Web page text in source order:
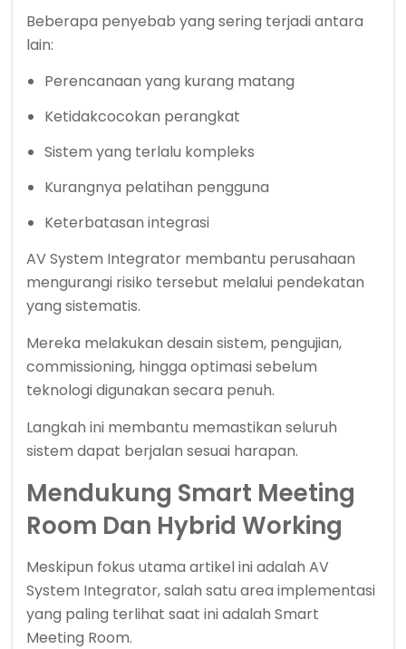
Beberapa penyebab yang sering terjadi antara
lain:
Perencanaan yang kurang matang
Ketidakcocokan perangkat
Sistem yang terlalu kompleks
Kurangnya pelatihan pengguna
Keterbatasan integrasi
AV System Integrator membantu perusahaan
mengurangi risiko tersebut melalui pendekatan
yang sistematis.
Mereka melakukan desain sistem, pengujian,
commissioning, hingga optimasi sebelum
teknologi digunakan secara penuh.
Langkah ini membantu memastikan seluruh
sistem dapat berjalan sesuai harapan.
Mendukung Smart Meeting
Room Dan Hybrid Working
Meskipun fokus utama artikel ini adalah AV
System Integrator, salah satu area implementasi
yang paling terlihat saat ini adalah Smart
Meeting Room.